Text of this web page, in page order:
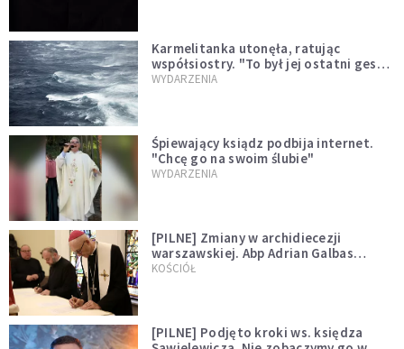
Karmelitanka utonęła, ratując
współsiostry. "To był jej ostatni gest
miłości"
WYDARZENIA
Śpiewający ksiądz podbija internet.
"Chcę go na swoim ślubie"
WYDARZENIA
[PILNE] Zmiany w archidiecezji
warszawskiej. Abp Adrian Galbas
wręczył dekrety nowym proboszczom
KOŚCIÓŁ
[PILNE] Podjęto kroki ws. księdza